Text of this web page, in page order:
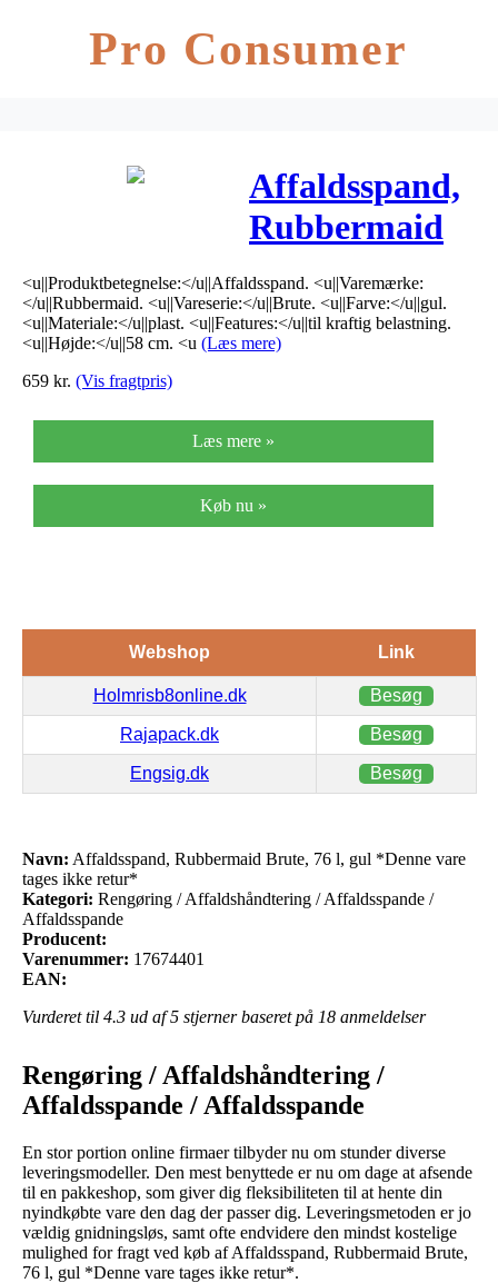
Pro Consumer
Affaldsspand,
Rubbermaid
Brute, 76 l, gul
*Denne vare
tages ikke
<u||Produktbetegnelse:</u||Affaldsspand. <u||Varemærke:
</u||Rubbermaid. <u||Vareserie:</u||Brute. <u||Farve:</u||gul.
<u||Materiale:</u||plast. <u||Features:</u||til kraftig belastning.
<u||Højde:</u||58 cm. <u (Læs mere)
659 kr. (Vis fragtpris)
Læs mere »
Køb nu »
Webshop Link
Holmrisb8online.dk Besøg
Rajapack.dk Besøg
Engsig.dk Besøg
Navn: Affaldsspand, Rubbermaid Brute, 76 l, gul *Denne vare
tages ikke retur*
Kategori: Rengøring / Affaldshåndtering / Affaldsspande /
Affaldsspande
Producent:
Varenummer: 17674401
EAN:
Vurderet til 4.3 ud af 5 stjerner baseret på 18 anmeldelser
Rengøring / Affaldshåndtering /
Affaldsspande / Affaldsspande
En stor portion online firmaer tilbyder nu om stunder diverse
leveringsmodeller. Den mest benyttede er nu om dage at afsende
til en pakkeshop, som giver dig fleksibiliteten til at hente din
nyindkøbte vare den dag der passer dig. Leveringsmetoden er jo
vældig gnidningsløs, samt ofte endvidere den mindst kostelige
mulighed for fragt ved køb af Affaldsspand, Rubbermaid Brute,
76 l, gul *Denne vare tages ikke retur*.